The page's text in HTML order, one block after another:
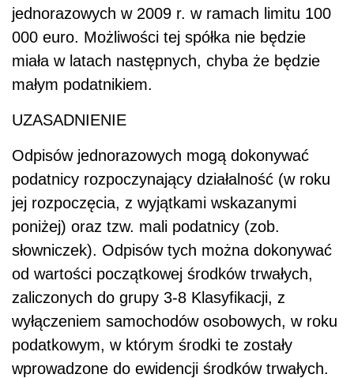
jednorazowych w 2009 r. w ramach limitu 100
000 euro. Możliwości tej spółka nie będzie
miała w latach następnych, chyba że będzie
małym podatnikiem.
UZASADNIENIE
Odpisów jednorazowych mogą dokonywać
podatnicy rozpoczynający działalność (w roku
jej rozpoczęcia, z wyjątkami wskazanymi
poniżej) oraz tzw. mali podatnicy (zob.
słowniczek). Odpisów tych można dokonywać
od wartości początkowej środków trwałych,
zaliczonych do grupy 3-8 Klasyfikacji, z
wyłączeniem samochodów osobowych, w roku
podatkowym, w którym środki te zostały
wprowadzone do ewidencji środków trwałych.